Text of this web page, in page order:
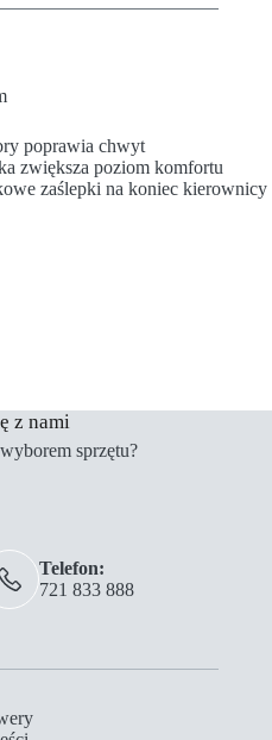
poprawia chwyt
zwiększa poziom komfortu
zaślepki na koniec kierownicy
z nami
sprzętu?
Telefon:
721 833 888